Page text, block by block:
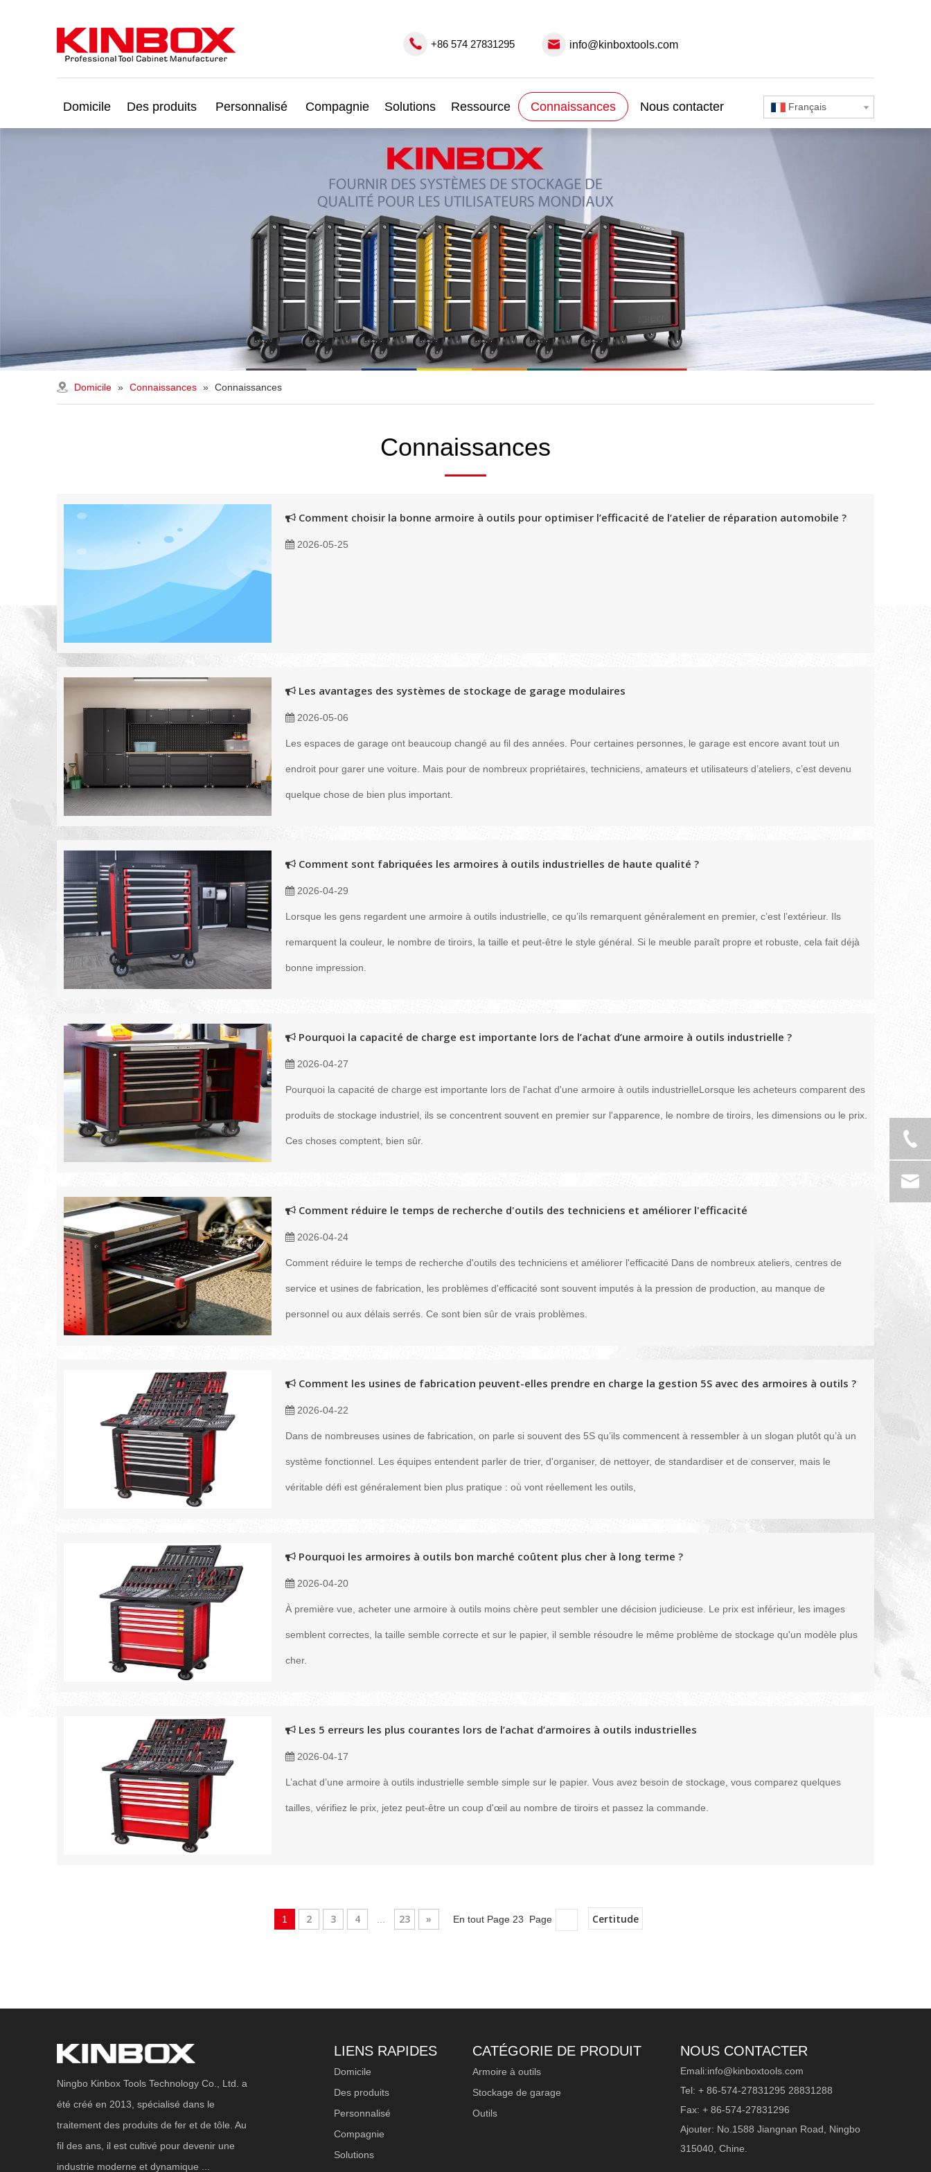
+86 574 27831295 info@kinboxtools.com
Domicile Des produits Personnalisé Compagnie Solutions Ressource Connaissances Nous contacter Français
Domicile » Connaissances » Connaissances
Connaissances
Comment choisir la bonne armoire à outils pour optimiser l’efficacité de l’atelier de réparation automobile ?
2026-05-25
Les avantages des systèmes de stockage de garage modulaires
2026-05-06
Les espaces de garage ont beaucoup changé au fil des années. Pour certaines personnes, le garage est encore avant tout un
endroit pour garer une voiture. Mais pour de nombreux propriétaires, techniciens, amateurs et utilisateurs d’ateliers, c’est devenu
quelque chose de bien plus important.
Comment sont fabriquées les armoires à outils industrielles de haute qualité ?
2026-04-29
Lorsque les gens regardent une armoire à outils industrielle, ce qu’ils remarquent généralement en premier, c’est l’extérieur. Ils
remarquent la couleur, le nombre de tiroirs, la taille et peut-être le style général. Si le meuble paraît propre et robuste, cela fait déjà
bonne impression.
Pourquoi la capacité de charge est importante lors de l’achat d’une armoire à outils industrielle ?
2026-04-27
Pourquoi la capacité de charge est importante lors de l'achat d'une armoire à outils industrielleLorsque les acheteurs comparent des
produits de stockage industriel, ils se concentrent souvent en premier sur l'apparence, le nombre de tiroirs, les dimensions ou le prix.
Ces choses comptent, bien sûr.
Comment réduire le temps de recherche d'outils des techniciens et améliorer l'efficacité
2026-04-24
Comment réduire le temps de recherche d'outils des techniciens et améliorer l'efficacité Dans de nombreux ateliers, centres de
service et usines de fabrication, les problèmes d'efficacité sont souvent imputés à la pression de production, au manque de
personnel ou aux délais serrés. Ce sont bien sûr de vrais problèmes.
Comment les usines de fabrication peuvent-elles prendre en charge la gestion 5S avec des armoires à outils ?
2026-04-22
Dans de nombreuses usines de fabrication, on parle si souvent des 5S qu’ils commencent à ressembler à un slogan plutôt qu’à un
système fonctionnel. Les équipes entendent parler de trier, d'organiser, de nettoyer, de standardiser et de conserver, mais le
véritable défi est généralement bien plus pratique : où vont réellement les outils,
Pourquoi les armoires à outils bon marché coûtent plus cher à long terme ?
2026-04-20
À première vue, acheter une armoire à outils moins chère peut sembler une décision judicieuse. Le prix est inférieur, les images
semblent correctes, la taille semble correcte et sur le papier, il semble résoudre le même problème de stockage qu'un modèle plus
cher.
Les 5 erreurs les plus courantes lors de l’achat d’armoires à outils industrielles
2026-04-17
L’achat d’une armoire à outils industrielle semble simple sur le papier. Vous avez besoin de stockage, vous comparez quelques
tailles, vérifiez le prix, jetez peut-être un coup d'œil au nombre de tiroirs et passez la commande.
1 2 3 4 23 » En tout Page 23 Page Certitude
Ningbo Kinbox Tools Technology Co., Ltd. a
été créé en 2013, spécialisé dans le
traitement des produits de fer et de tôle. Au
fil des ans, il est cultivé pour devenir une
industrie moderne et dynamique ...
LIENS RAPIDES
Domicile
Des produits
Personnalisé
Compagnie
Solutions
CATÉGORIE DE PRODUIT
Armoire à outils
Stockage de garage
Outils
NOUS CONTACTER
Emali:info@kinboxtools.com
Tel: + 86-574-27831295 28831288
Fax: + 86-574-27831296
Ajouter: No.1588 Jiangnan Road, Ningbo
315040, Chine.